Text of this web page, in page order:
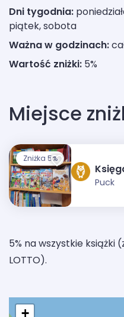
Dni tygodnia:
piątek, sobota
Ważna w godzinach:
Wartość zniżki: 5%
Miejsce
Zniżka 5%
Puck
5% na wszystkie książki
LOTTO).
+